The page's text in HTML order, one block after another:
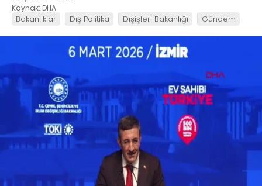
Kaynak: DHA
Bakanlıklar Dış Politika Dışişleri Bakanlığı Gündem